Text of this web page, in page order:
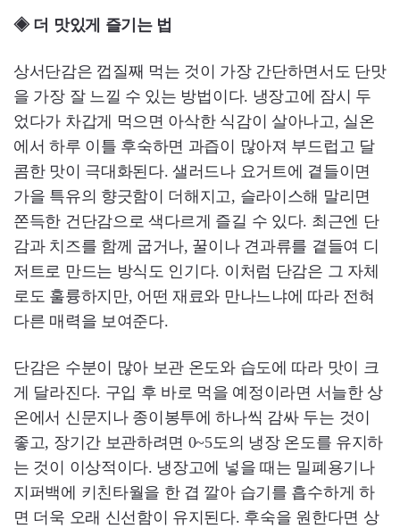
◈ 더 맛있게 즐기는 법
상서단감은 껍질째 먹는 것이 가장 간단하면서도 단맛
을 가장 잘 느낄 수 있는 방법이다. 냉장고에 잠시 두
었다가 차갑게 먹으면 아삭한 식감이 살아나고, 실온
에서 하루 이틀 후숙하면 과즙이 많아져 부드럽고 달
콤한 맛이 극대화된다. 샐러드나 요거트에 곁들이면
가을 특유의 향긋함이 더해지고, 슬라이스해 말리면
쫀득한 건단감으로 색다르게 즐길 수 있다. 최근엔 단
감과 치즈를 함께 굽거나, 꿀이나 견과류를 곁들여 디
저트로 만드는 방식도 인기다. 이처럼 단감은 그 자체
로도 훌륭하지만, 어떤 재료와 만나느냐에 따라 전혀
다른 매력을 보여준다.
단감은 수분이 많아 보관 온도와 습도에 따라 맛이 크
게 달라진다. 구입 후 바로 먹을 예정이라면 서늘한 상
온에서 신문지나 종이봉투에 하나씩 감싸 두는 것이
좋고, 장기간 보관하려면 0~5도의 냉장 온도를 유지하
는 것이 이상적이다. 냉장고에 넣을 때는 밀폐용기나
지퍼백에 키친타월을 한 겹 깔아 습기를 흡수하게 하
면 더욱 오래 신선함이 유지된다. 후숙을 원한다면 상